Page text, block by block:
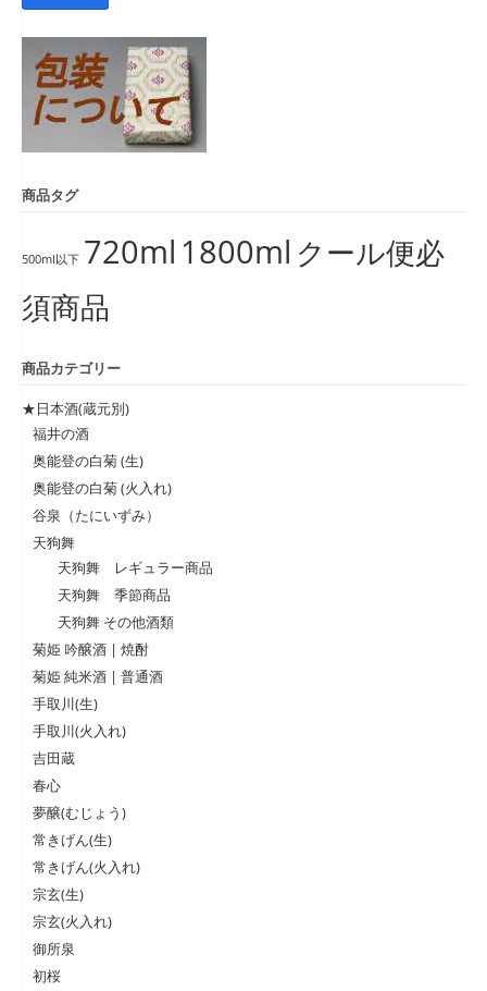
商品タグ
500ml以下 720ml 1800ml クール便必
須商品
商品カテゴリー
★日本酒(蔵元別)
福井の酒
奥能登の白菊 (生)
奥能登の白菊 (火入れ)
谷泉（たにいずみ）
天狗舞
天狗舞 レギュラー商品
天狗舞 季節商品
天狗舞 その他酒類
菊姫 吟醸酒 | 焼酎
菊姫 純米酒 | 普通酒
手取川(生)
手取川(火入れ)
吉田蔵
春心
夢醸(むじょう)
常きげん(生)
常きげん(火入れ)
宗玄(生)
宗玄(火入れ)
御所泉
初桜